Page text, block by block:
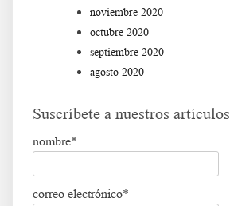
noviembre 2020
octubre 2020
septiembre 2020
agosto 2020
Suscríbete a nuestros artículos
nombre*
correo electrónico*